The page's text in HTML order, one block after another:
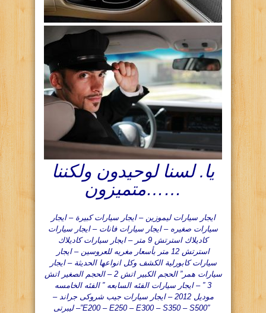
يا. لسنا لوحيدون ولكننا
متميزون……
ايجار سيارات ليموزين – ايجار سيارات كبيرة – ايجار
سيارات صغيره – ايجار سيارات فانات – ايجار سيارات
كاديلاك استرتش 9 متر – ايجار سيارات كاديلاك
استرتش 12 متر بأسعار مغريه للعروسين – ايجار
سيارات كابورلية الكشف وكل انواعها الحديثة – ايجار
سيارات همر” الحجم الكبير اتش 2 – الحجم الصغير اتش
3 ” – ايجار سيارات الفئه السابعه ” الفئه الخامسه
موديل 2012 – ايجار سيارات جيب شروكى جراند –
ليبرتى –”E200 – E250 – E300 – S350 – S500″